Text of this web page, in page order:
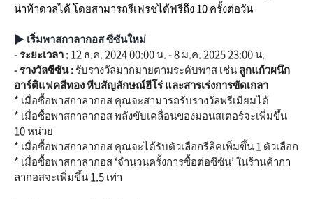
น่าท้าดวลได้ โดยสามารถรีเฟรชได้ฟรีถึง 10 ครั้งต่อวัน
▶ เริ่มพาสกาลากอส ซีซันใหม่
- ระยะเวลา :12 ธ.ค. 2024 00:00 น. - 8 ม.ค. 202523:00น.
- รางวัลซีซัน :รับรางวัลมากมายตามระดับพาส เช่นลูกแก้วผนึก
อาร์ติแฟคสีทอง หีบสัญลักษณ์ฮีโร่ และสารเร่งการขัดเกลา
* เมื่อซื้อพาสกาลากอส คุณจะสามารถรับรางวัลพรีเมียมได้
* เมื่อซื้อพาสกาลากอส พลังขับเคลื่อนของมอนสเตอร์จะเพิ่มขึ้น
10 หน่วย
* เมื่อซื้อพาสกาลากอส คุณจะได้รับตัวเลือกรีลิคเพิ่มขึ้น 1 ตัวเลือก
* เมื่อซื้อพาสกาลากอส ‘จำนวนครั้งการซื้อต่อซีซัน’ ในร้านค้ากา
ลากอสจะเพิ่มขึ้น 1.5 เท่า